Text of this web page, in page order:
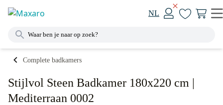
NL
Complete badkamers
Stijlvol Steen Badkamer 180x220 cm |
Mediterraan 0002